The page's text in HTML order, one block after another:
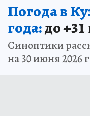
Погода в
года:до
Синоптики
на 30 июня 2026